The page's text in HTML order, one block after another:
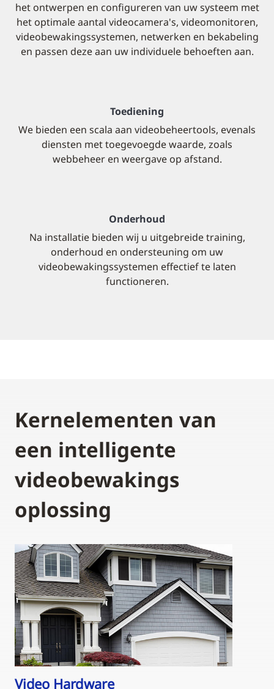
het ontwerpen en configureren van uw systeem met
het optimale aantal videocamera's, videomonitoren,
videobewakingssystemen, netwerken en bekabeling
en passen deze aan uw individuele behoeften aan.
Toediening
We bieden een scala aan videobeheertools, evenals
diensten met toegevoegde waarde, zoals
webbeheer en weergave op afstand.
Onderhoud
Na installatie bieden wij u uitgebreide training,
onderhoud en ondersteuning om uw
videobewakingssystemen effectief te laten
functioneren.
Kernelementen van
een intelligente
videobewakings
oplossing
Video Hardware